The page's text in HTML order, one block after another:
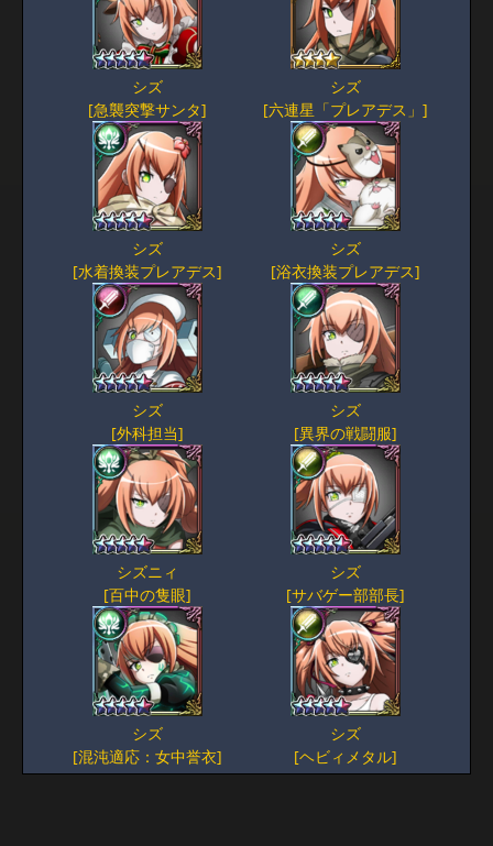
シズ
[急襲突撃サンタ]
シズ
[六連星「プレアデス」]
シズ
[水着換装プレアデス]
シズ
[浴衣換装プレアデス]
シズ
[外科担当]
シズ
[異界の戦闘服]
シズニィ
[百中の隻眼]
シズ
[サバゲー部部長]
シズ
[混沌適応：女中誉衣]
シズ
[ヘビィメタル]